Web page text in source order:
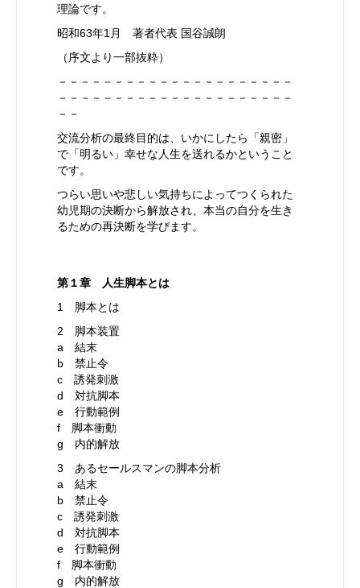
理論です。
昭和63年1月 著者代表 国谷誠朗
（序文より一部抜粋）
－－－－－－－－－－－－－－－－－－－－－
－－－－－－－－－－－－－－－－－－－－－
－－
交流分析の最終目的は、いかにしたら「親密」
で「明るい」幸せな人生を送れるかということ
です。
つらい思いや悲しい気持ちによってつくられた
幼児期の決断から解放され、本当の自分を生き
るための再決断を学びます。
第１章 人生脚本とは
1 脚本とは
2 脚本装置
a 結末
b 禁止令
c 誘発刺激
d 対抗脚本
e 行動範例
f 脚本衝動
g 内的解放
3 あるセールスマンの脚本分析
a 結末
b 禁止令
c 誘発刺激
d 対抗脚本
e 行動範例
f 脚本衝動
g 内的解放